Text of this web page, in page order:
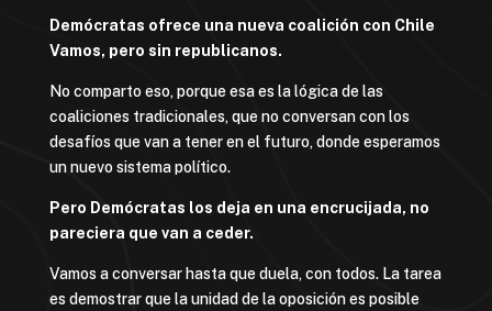
Demócratas ofrece una nueva coalición con Chile
Vamos, pero sin republicanos.
No comparto eso, porque esa es la lógica de las
coaliciones tradicionales, que no conversan con los
desafíos que van a tener en el futuro, donde esperamos
un nuevo sistema político.
Pero Demócratas los deja en una encrucijada, no
pareciera que van a ceder.
Vamos a conversar hasta que duela, con todos. La tarea
es demostrar que la unidad de la oposición es posible